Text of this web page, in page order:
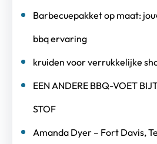
Barbecuepakket op maat:
bbq ervaring
kruiden voor verrukkelijke
EEN ANDERE BBQ-VOET
STOF
Amanda Dyer – Fort Davis,